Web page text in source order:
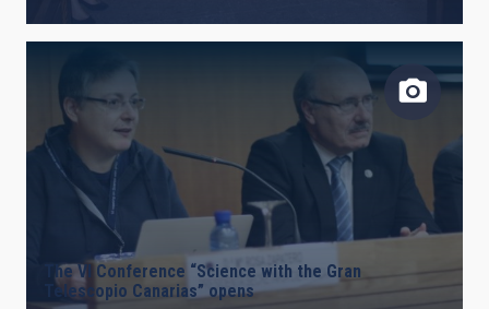
The VI Conference “Science with the Gran
Telescopio Canarias” opens